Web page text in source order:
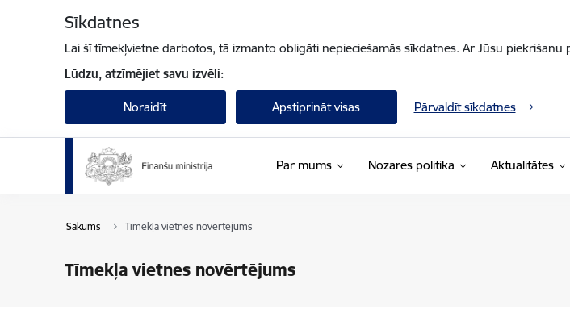
Sīkdatnes
Lai šī tīmekļvietne darbotos, tā izmanto obligāti nepieciešamās sīkdatnes. Ar Jūsu
Lūdzu, atzīmējiet savu izvēli:
Noraidīt Apstiprināt visas Pārvaldīt sīkdatnes
Par mums Nozares politika Aktualitātes
Sākums Tīmekļa vietnes novērtējums
Tīmekļa vietnes novērtējums